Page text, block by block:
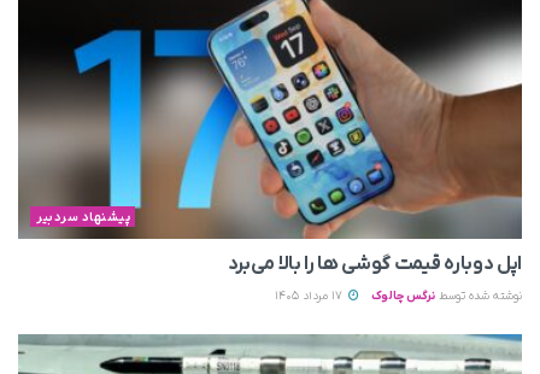
پیشنهاد سردبیر
اپل دوباره قیمت‌ گوشی ها را بالا می‌برد
نوشته شده توسط نرگس چالوک